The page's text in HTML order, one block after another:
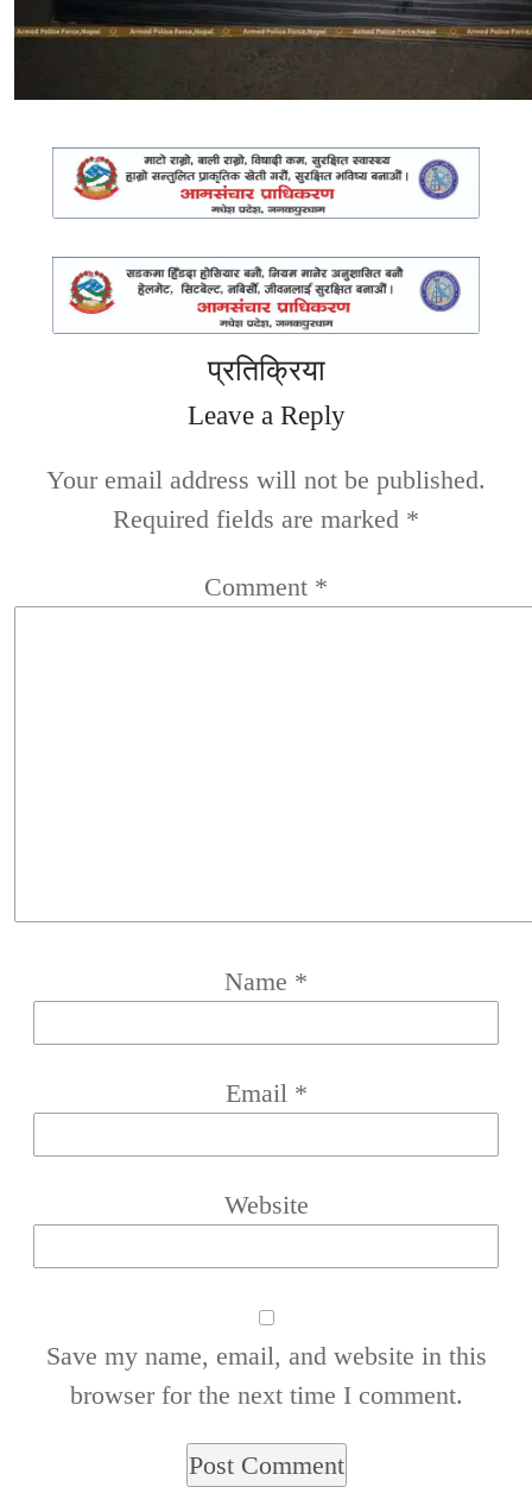
प्रतिक्रिया
Leave a Reply
Your email address will not be published.
Required fields are marked *
Comment *
Name *
Email *
Website
Save my name, email, and website in this
browser for the next time I comment.